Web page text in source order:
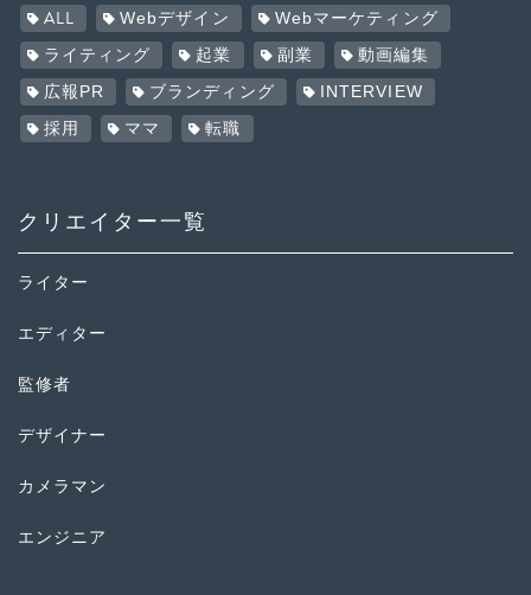
ALL Webデザイン Webマーケティング
ライティング 起業 副業 動画編集
広報PR ブランディング INTERVIEW
採用 ママ 転職
クリエイター一覧
ライター
エディター
監修者
デザイナー
カメラマン
エンジニア